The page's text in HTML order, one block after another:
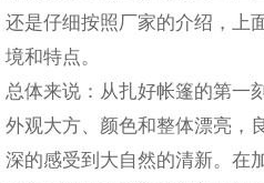
还是仔细按照厂家的介绍，上
境和特点。
总体来说：从扎好帐篷的第一
外观大方、颜色和整体漂亮，
深的感受到大自然的清新。在